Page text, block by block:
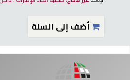
أضف إلى السلة